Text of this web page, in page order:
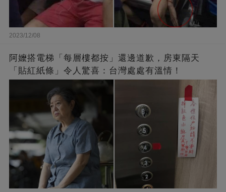
2023/12/08
阿嬤搭電梯「每層樓都按」還邊道歉，房東隔天
「貼紅紙條」令人驚喜：台灣處處有溫情！